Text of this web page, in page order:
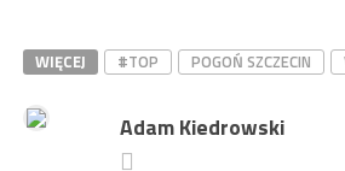
WIĘCEJ #TOP POGOŃ SZCZECIN
Adam Kiedrowski